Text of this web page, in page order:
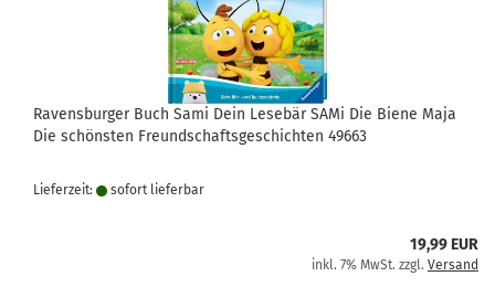
Ravensburger Buch Sami Dein Lesebär SAMi Die Biene Maja
Die schönsten Freundschaftsgeschichten 49663
Lieferzeit: sofort lie­fer­bar
19,99 EUR
inkl. 7% MwSt. zzgl. Versand